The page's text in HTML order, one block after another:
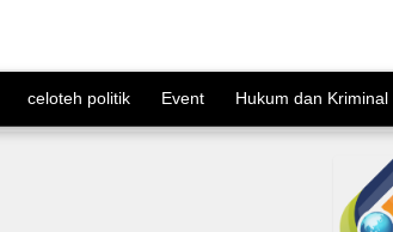
celoteh politik Event Hukum dan Kriminal